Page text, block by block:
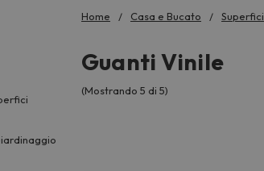
Home Casa e Bucato Superfici
Guanti Vinile
(Mostrando 5 di 5)